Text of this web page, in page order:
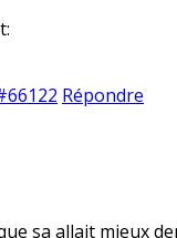
Répondre
sa allait mieux